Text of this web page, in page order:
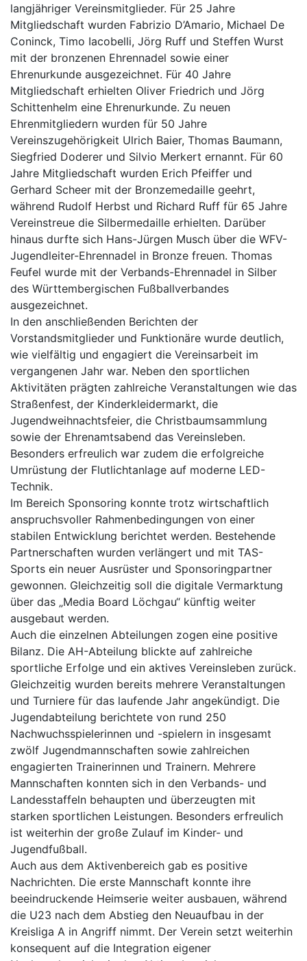
langjähriger Vereinsmitglieder. Für 25 Jahre
Mitgliedschaft wurden Fabrizio D’Amario, Michael De
Coninck, Timo Iacobelli, Jörg Ruff und Steffen Wurst
mit der bronzenen Ehrennadel sowie einer
Ehrenurkunde ausgezeichnet. Für 40 Jahre
Mitgliedschaft erhielten Oliver Friedrich und Jörg
Schittenhelm eine Ehrenurkunde. Zu neuen
Ehrenmitgliedern wurden für 50 Jahre
Vereinszugehörigkeit Ulrich Baier, Thomas Baumann,
Siegfried Doderer und Silvio Merkert ernannt. Für 60
Jahre Mitgliedschaft wurden Erich Pfeiffer und
Gerhard Scheer mit der Bronzemedaille geehrt,
während Rudolf Herbst und Richard Ruff für 65 Jahre
Vereinstreue die Silbermedaille erhielten. Darüber
hinaus durfte sich Hans-Jürgen Musch über die WFV-
Jugendleiter-Ehrennadel in Bronze freuen. Thomas
Feufel wurde mit der Verbands-Ehrennadel in Silber
des Württembergischen Fußballverbandes
ausgezeichnet.
In den anschließenden Berichten der
Vorstandsmitglieder und Funktionäre wurde deutlich,
wie vielfältig und engagiert die Vereinsarbeit im
vergangenen Jahr war. Neben den sportlichen
Aktivitäten prägten zahlreiche Veranstaltungen wie das
Straßenfest, der Kinderkleidermarkt, die
Jugendweihnachtsfeier, die Christbaumsammlung
sowie der Ehrenamtsabend das Vereinsleben.
Besonders erfreulich war zudem die erfolgreiche
Umrüstung der Flutlichtanlage auf moderne LED-
Technik.
Im Bereich Sponsoring konnte trotz wirtschaftlich
anspruchsvoller Rahmenbedingungen von einer
stabilen Entwicklung berichtet werden. Bestehende
Partnerschaften wurden verlängert und mit TAS-
Sports ein neuer Ausrüster und Sponsoringpartner
gewonnen. Gleichzeitig soll die digitale Vermarktung
über das „Media Board Löchgau“ künftig weiter
ausgebaut werden.
Auch die einzelnen Abteilungen zogen eine positive
Bilanz. Die AH-Abteilung blickte auf zahlreiche
sportliche Erfolge und ein aktives Vereinsleben zurück.
Gleichzeitig wurden bereits mehrere Veranstaltungen
und Turniere für das laufende Jahr angekündigt. Die
Jugendabteilung berichtete von rund 250
Nachwuchsspielerinnen und -spielern in insgesamt
zwölf Jugendmannschaften sowie zahlreichen
engagierten Trainerinnen und Trainern. Mehrere
Mannschaften konnten sich in den Verbands- und
Landesstaffeln behaupten und überzeugten mit
starken sportlichen Leistungen. Besonders erfreulich
ist weiterhin der große Zulauf im Kinder- und
Jugendfußball.
Auch aus dem Aktivenbereich gab es positive
Nachrichten. Die erste Mannschaft konnte ihre
beeindruckende Heimserie weiter ausbauen, während
die U23 nach dem Abstieg den Neuaufbau in der
Kreisliga A in Angriff nimmt. Der Verein setzt weiterhin
konsequent auf die Integration eigener